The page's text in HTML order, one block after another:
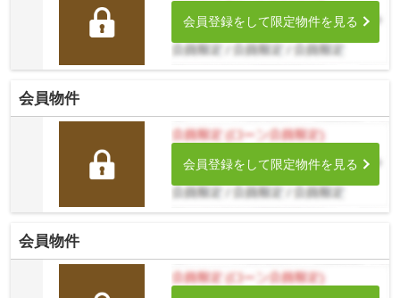
会員登録をして限定物件を見る
会員物件
会員登録をして限定物件を見る
会員物件